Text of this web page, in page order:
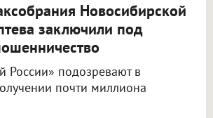
Новосибирской
заключили под
России» подозревают в
почти миллиона